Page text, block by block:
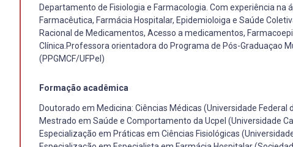
Departamento de Fisiologia e Farmacologia. Com experiência
Farmacêutica, Farmácia Hospitalar, Epidemioloiga e Saúde
Racional de Medicamentos, Acesso a medicamentos,
Clínica.Professora orientadora do Programa de Pós-Graduaçao
(PPGMCF/UFPel)
Formação acadêmica
Doutorado em Medicina: Ciências Médicas (Universidade Federal
Mestrado em Saúde e Comportamento da Ucpel (Universidade
Especialização em Práticas em Ciências Fisiológicas